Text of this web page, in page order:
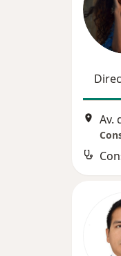
Av.